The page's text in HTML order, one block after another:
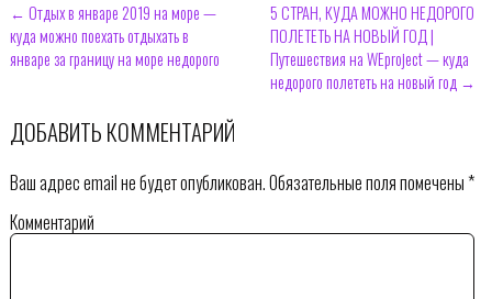
← Отдых в январе 2019 на море —
куда можно поехать отдыхать в
январе за границу на море недорого
5 СТРАН, КУДА МОЖНО НЕДОРОГО
ПОЛЕТЕТЬ НА НОВЫЙ ГОД |
Путешествия на WEproject — куда
недорого полететь на новый год →
ДОБАВИТЬ КОММЕНТАРИЙ
Ваш адрес email не будет опубликован.Обязательные поля помечены*
Комментарий